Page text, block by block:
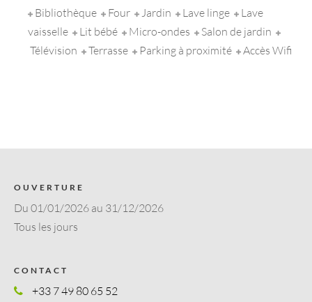
Bibliothèque Four Jardin Lave linge
Lave
vaisselle
Lit bébé Micro-ondes
Salon de jardin
Télévision
Terrasse Parking à proximité Accès Wifi
OUVERTURE
Du 01/01/2026 au 31/12/2026
Tous les jours
CONTACT
+33 7 49 80 65 52